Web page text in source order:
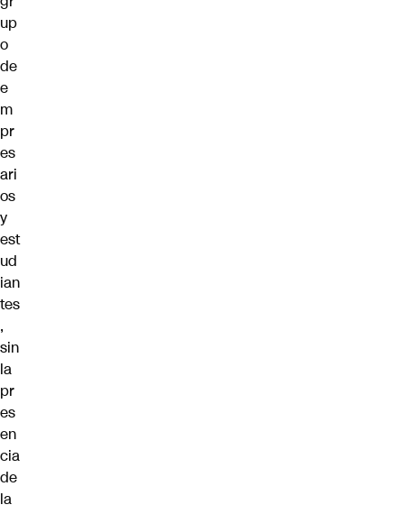
up
o
de
e
m
pr
es
ari
os
y
est
ud
ian
tes
,
sin
la
pr
es
en
cia
de
la